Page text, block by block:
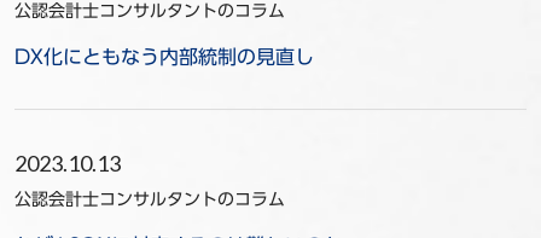
公認会計士コンサルタントのコラム
DX化にともなう内部統制の見直し
2023.10.13
公認会計士コンサルタントのコラム